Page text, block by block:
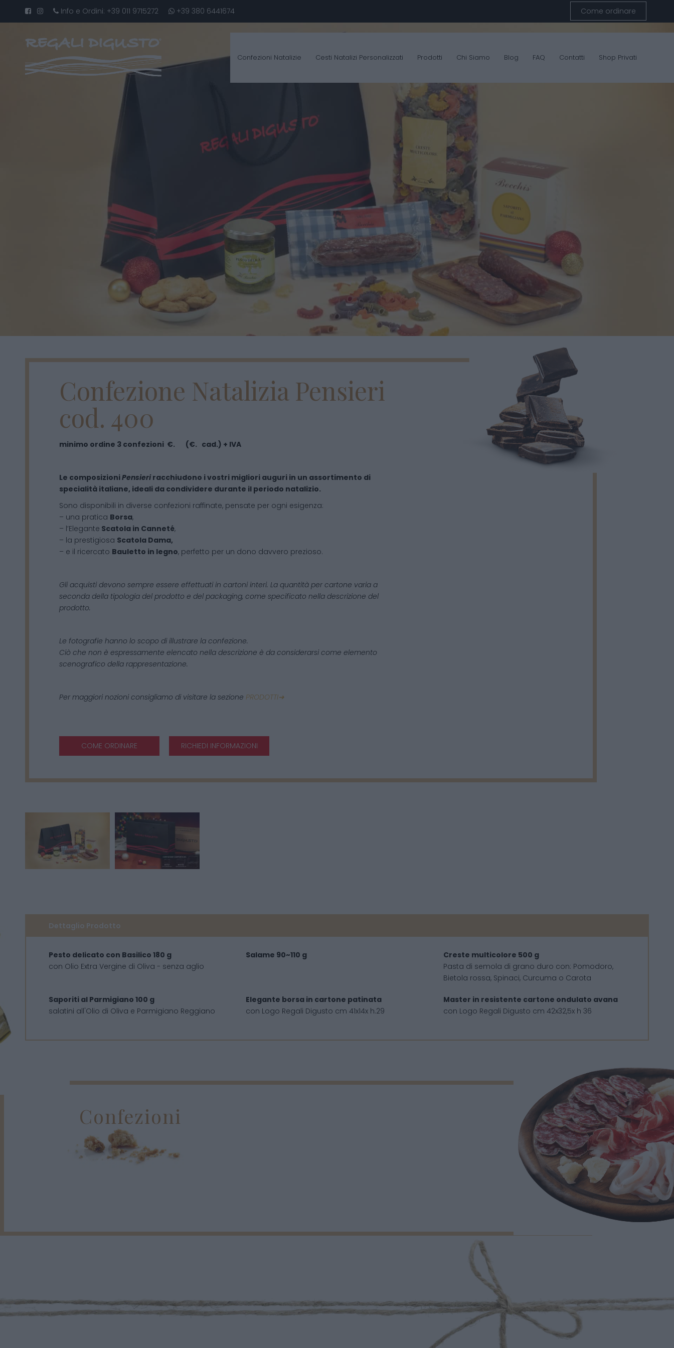
Info e Ordini: +39 011 9715272 +39 380 6441674 Come ordinare
Confezioni Natalizie Cesti Natalizi Personalizzati Prodotti Chi Siamo Blog FAQ Contatti Shop Privati
Confezione Natalizia Pensieri
cod. 400
minimo ordine 3 confezioni €. (€. cad.) + IVA
Le composizioniPensieriracchiudono i vostri migliori auguri in un assortimento di
specialità italiane, ideali da condividere durante il periodo natalizio.
Sono disponibili in diverse confezioni raffinate, pensate per ogni esigenza:
– una pratica Borsa,
– l’Elegante Scatola in Canneté,
– la prestigiosa Scatola Dama,
– e il ricercato Bauletto in legno, perfetto per un dono davvero prezioso.
Gli acquisti devono sempre essere effettuati in cartoni interi. La quantità per cartone varia a
seconda della tipologia del prodotto e del packaging, come specificato nella descrizione del
prodotto.
Le fotografie hanno lo scopo di illustrare la confezione.
Ciò che non è espressamente elencato nella descrizione è da considerarsi come elemento
scenografico della rappresentazione.
Per maggiori nozioni consigliamo di visitare la sezione PRODOTTI➜
COME ORDINARE RICHIEDI INFORMAZIONI
Dettaglio Prodotto
Pesto delicato con Basilico 180 g
con Olio Extra Vergine di Oliva - senza aglio
Salame 90~110 g
Creste multicolore 500 g
Pasta di semola di grano duro con: Pomodoro,
Bietola rossa, Spinaci, Curcuma o Carota
Saporiti al Parmigiano 100 g
salatini all'Olio di Oliva e Parmigiano Reggiano
Elegante borsa in cartone patinata
con Logo Regali Digusto cm 41x14x h.29
Master in resistente cartone ondulato avana
con Logo Regali Digusto cm 42x32,5x h 36
Confezioni